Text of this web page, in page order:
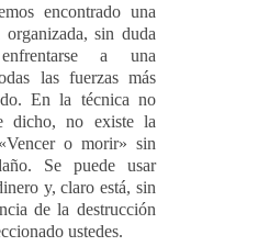
encontrado una
sin duda
a una
las fuerzas más
En la técnica no
dicho, no existe la
o morir» sin
Se puede usar
y, claro está, sin
de la destrucción
ustedes.